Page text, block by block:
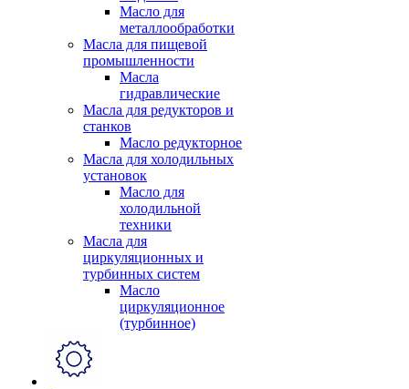
Масло для
металлообработки
Масла для пищевой
промышленности
Масла
гидравлические
Масла для редукторов и
станков
Масло редукторное
Масла для холодильных
установок
Масло для
холодильной
техники
Масла для
циркуляционных и
турбинных систем
Масло
циркуляционное
(турбинное)